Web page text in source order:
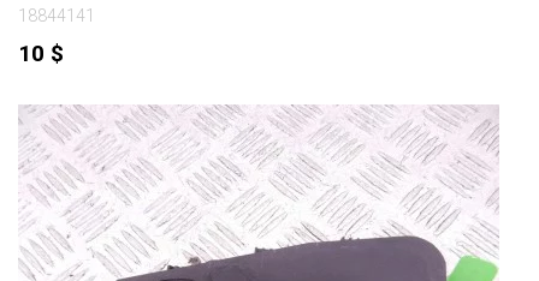
18844141
10 $